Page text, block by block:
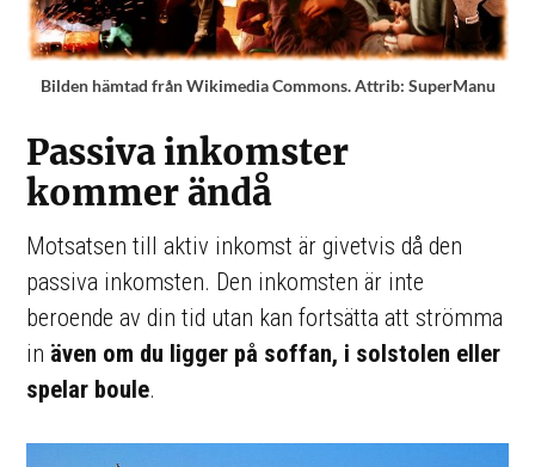
Bilden hämtad från Wikimedia Commons. Attrib: SuperManu
Passiva inkomster
kommer ändå
Motsatsen till aktiv inkomst är givetvis då den
passiva inkomsten. Den inkomsten är inte
beroende av din tid utan kan fortsätta att strömma
in även om du ligger på soffan, i solstolen eller
spelar boule.